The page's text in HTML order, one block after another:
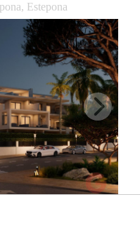
Estepona